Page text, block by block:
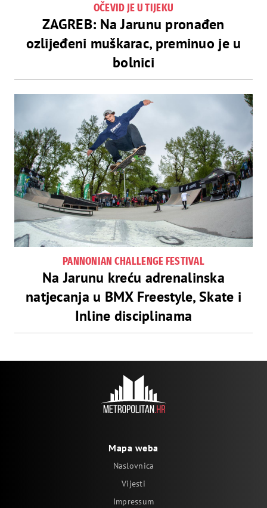
OČEVID JE U TIJEKU
ZAGREB: Na Jarunu pronađen
ozlijeđeni muškarac, preminuo je u
bolnici
PANNONIAN CHALLENGE FESTIVAL
Na Jarunu kreću adrenalinska
natjecanja u BMX Freestyle, Skate i
Inline disciplinama
Mapa weba
Naslovnica
Vijesti
Impressum